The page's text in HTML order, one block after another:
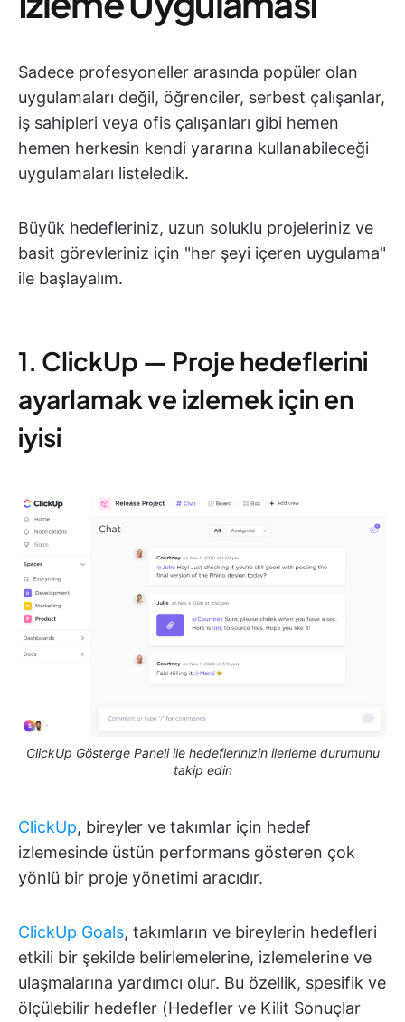
Sadece profesyoneller arasında popüler olan
uygulamaları değil, öğrenciler, serbest çalışanlar,
iş sahipleri veya ofis çalışanları gibi hemen
hemen herkesin kendi yararına kullanabileceği
uygulamaları listeledik.
Büyük hedefleriniz, uzun soluklu projeleriniz ve
basit görevleriniz için "her şeyi içeren uygulama"
ile başlayalım.
1. ClickUp — Proje hedeflerini
ayarlamak ve izlemek için en
iyisi
ClickUp Gösterge Paneli ile hedeflerinizin ilerleme durumunu
takip edin
ClickUp, bireyler ve takımlar için hedef
izlemesinde üstün performans gösteren çok
yönlü bir proje yönetimi aracıdır.
ClickUp Goals, takımların ve bireylerin hedefleri
etkili bir şekilde belirlemelerine, izlemelerine ve
ulaşmalarına yardımcı olur. Bu özellik, spesifik ve
ölçülebilir hedefler (Hedefler ve Kilit Sonuçlar